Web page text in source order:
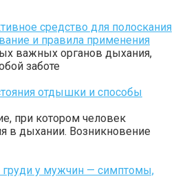
средство для полоскания
и правила применения
важных органов дыхания,
заботе
отдышки и способы
при котором человек
в дыхании. Возникновение
у мужчин — симптомы,